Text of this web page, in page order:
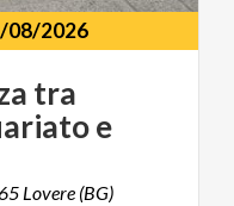
08/2026
tra
e
Lovere (BG)